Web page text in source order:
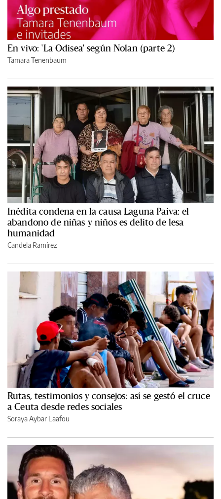
En vivo: 'La Odisea' según Nolan (parte 2)
Tamara Tenenbaum
Inédita condena en la causa Laguna Paiva: el
abandono de niñas y niños es delito de lesa
humanidad
Candela Ramírez
Rutas, testimonios y consejos: así se gestó el cruce
a Ceuta desde redes sociales
Soraya Aybar Laafou